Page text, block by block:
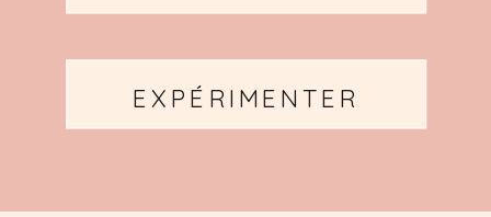
EXPÉRIMENTER